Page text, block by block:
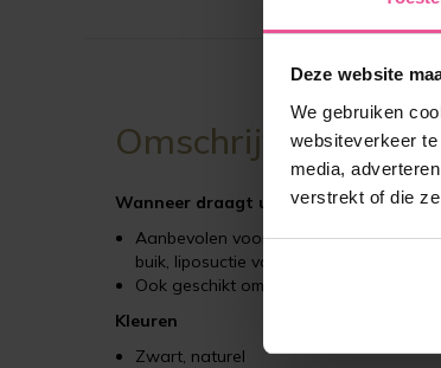
Deze website
We gebruiken
websiteverkeer
media,
verstrekt of die
Omschrijving
Wanneer draagt u het VD body BBO
Aanbevolen voor gebruik in de eerste
buik, liposuctie van de buik, rug,
Ook geschikt om te dragen na een
Kleuren
Zwart, naturel